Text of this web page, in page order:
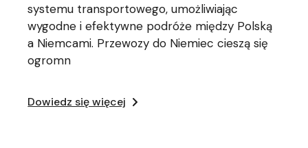
systemu transportowego, umożliwiając
wygodne i efektywne podróże między Polską
a Niemcami. Przewozy do Niemiec cieszą się
ogromn
Dowiedz się więcej